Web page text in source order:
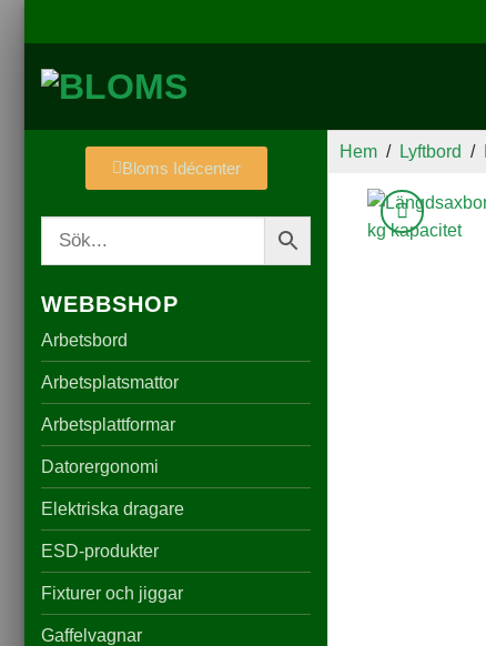
Bloms Idécenter
WEBBSHOP
Arbetsbord
Arbetsplatsmattor
Arbetsplattformar
Datorergonomi
Elektriska dragare
ESD-produkter
Fixturer och jiggar
Gaffelvagnar
Hem / Lyftbord /